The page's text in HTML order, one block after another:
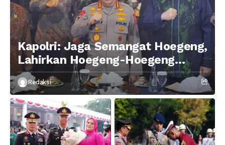
Kapolri: Jaga Semangat Hoegeng,
Lahirkan Hoegeng-Hoegeng
Berikutnya
Redaksi